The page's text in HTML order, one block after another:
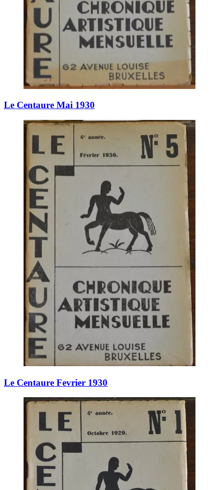
Le Centaure Mai 1930
Le Centaure Fevrier 1930